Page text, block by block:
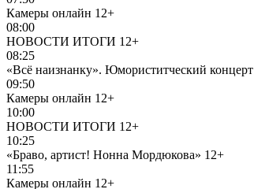
Камеры онлайн 12+
08:00
НОВОСТИ ИТОГИ 12+
08:25
«Всё наизнанку». Юмориститческий концерт
09:50
Камеры онлайн 12+
10:00
НОВОСТИ ИТОГИ 12+
10:25
«Браво, артист! Нонна Мордюкова» 12+
11:55
Камеры онлайн 12+